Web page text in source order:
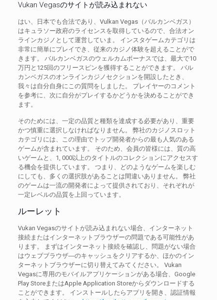
Vukan Vegasのサイトが読み込まれない
はい、日本でも合法であり、Vulkan Vegas（バルカンベガス）
はキュラソー政府のライセンスを取得しているので、合法オン
ラインカジノとして運営していま。 インスタゲームカテゴリは
非常に簡単にプレイでき、従来のカジノ体験を超えることがで
きます。 バルカンベガスのウェルカムボーナスでは、最大で10
万円と125回のフリースピンを獲得することができます。 バル
カンベガスのオンラインカジノセクションを開設したとき、
我々は自分自身にこの質問をしました。 プレイヤーのコメント
を参考に、次に自分がプレイするかどうかを決めることができ
ます。
そのためには、一定の品質と種類を達成する必要があり、重要
かつ慎重に選択しなければなりません。 弊社のカジノスロット
カテゴリには、この理由でトップ開発者からの最も人気のある
ゲームが含まれています。 そのため、会員の皆様には、質の高
いゲームと、1, 000以上のタイトルのコレクションにアクセスす
る機会を提供しています。 つまり、どのようなゲームを楽しむ
にしても、多くの選択肢があることは間違いありません。 弊社
のゲームは一流の開発者によって提供されており、それぞれが
一定レベルの品質を上回っています。
ルーレット
Vukan Vegasのサイトが読み込まれない場合、インターネット
接続またはインターネットブラウザーの問題である可能性があ
ります。 まずはインターネット接続を確認し、問題がない場合
はウェブブラウザ―のキャッシュをクリアするか、ほかのイン
ターネットブラウザーに切り替えてみてください。 Vukan
Vegasに専用のモバイルアプリケーションがある場合、Google
Play StoreまたはApple Application Storeからダウンロードする
ことができます。 インストールしたらアプリを開き、認証情報